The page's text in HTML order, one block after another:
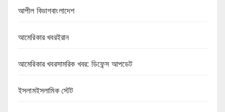
আপীল বিভাগবাংলাদেশ
আমেরিকার খবরইরান
আমেরিকার খবরসামরিক খবর: ডিফেন্স আপডেট
ইসলামইসলামিক স্টেট